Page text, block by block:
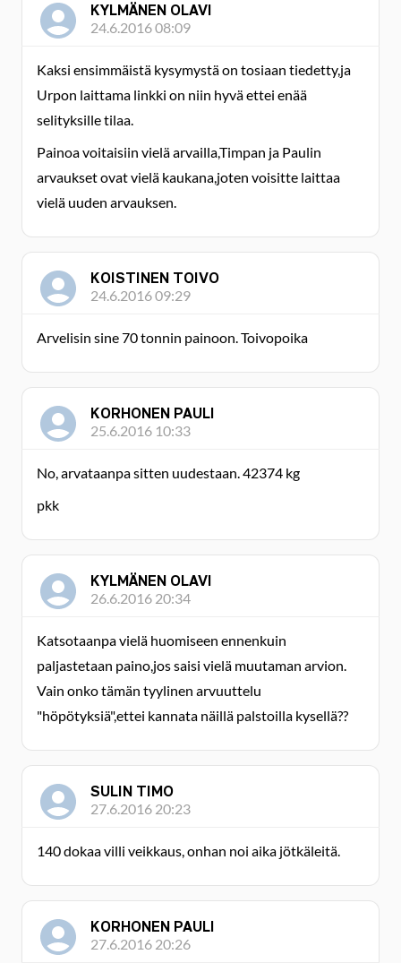
KYLMÄNEN OLAVI
24.6.2016 08:09
Kaksi ensimmäistä kysymystä on tosiaan tiedetty,ja
Urpon laittama linkki on niin hyvä ettei enää
selityksille tilaa.
Painoa voitaisiin vielä arvailla,Timpan ja Paulin
arvaukset ovat vielä kaukana,joten voisitte laittaa
vielä uuden arvauksen.
KOISTINEN TOIVO
24.6.2016 09:29
Arvelisin sine 70 tonnin painoon. Toivopoika
KORHONEN PAULI
25.6.2016 10:33
No, arvataanpa sitten uudestaan. 42374 kg
pkk
KYLMÄNEN OLAVI
26.6.2016 20:34
Katsotaanpa vielä huomiseen ennenkuin
paljastetaan paino,jos saisi vielä muutaman arvion.
Vain onko tämän tyylinen arvuuttelu
"höpötyksiä",ettei kannata näillä palstoilla kysellä??
SULIN TIMO
27.6.2016 20:23
140 dokaa villi veikkaus, onhan noi aika jötkäleitä.
KORHONEN PAULI
27.6.2016 20:26